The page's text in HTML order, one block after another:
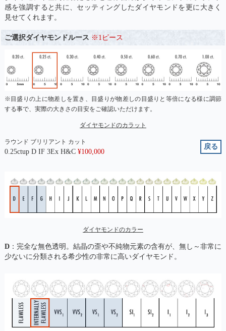
感を強調すると共に、セッティングしたダイヤモンドを更に大きく
見せてくれます。
ご選択ダイヤモンドルース ※1ピース
※目盛りの上に物差しを置き、目盛りが物差しの目盛りと等倍になる様に調節
する事で、実際の大きさの目安をご確認いただけます。
ダイヤモンドのカラット
ラウンド ブリリアント カット
0.25ctup D IF 3Ex H&C ¥100,000
戻る
ダイヤモンドのカラー
D：完全な無色透明。結晶の歪や不純物元素の含有が、無し～非常に
少ないに分類される希少性の非常に高いダイヤモンド。